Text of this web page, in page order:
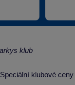
Speciální klubové ceny